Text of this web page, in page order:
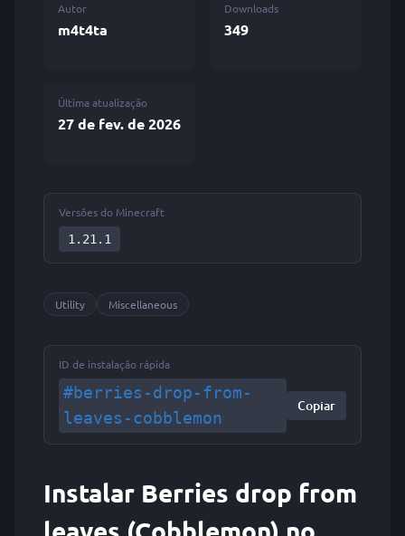
Autor
m4t4ta
Downloads
349
Última atualização
27 de fev. de 2026
Versões do Minecraft
1.21.1
Utility Miscellaneous
ID de instalação rápida
#berries-drop-from-
leaves-cobblemon
Copiar
Instalar Berries drop from